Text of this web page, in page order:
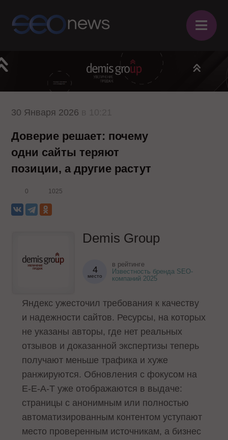
≡
30 Января 2026
Доверие решает: почему
одни сайты теряют
позиции, а другие растут
0 1025
Demis Group
4
место
в рейтинге
Известность бренда SEO-
компаний 2025
Яндекс ужесточил требования к качеству
и надежности сайтов. Ресурсы, на которых
не указаны авторы, где нет реальных
отзывов и доказанной экспертизы теперь
получают меньше трафика и хуже
ранжируются. Обновления с фокусом на
E-E-A-T уже отображаются в выдаче:
страницы с анонимным или полностью
автоматизированным контентом уступают
место проверенным источникам, а бизнес